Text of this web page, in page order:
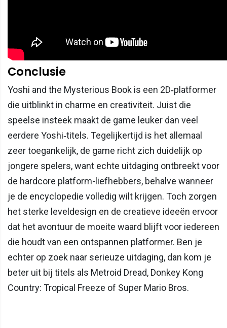
Conclusie
Yoshi and the Mysterious Book is een 2D‑platformer
die uitblinkt in charme en creativiteit. Juist die
speelse insteek maakt de game leuker dan veel
eerdere Yoshi‑titels. Tegelijkertijd is het allemaal
zeer toegankelijk, de game richt zich duidelijk op
jongere spelers, want echte uitdaging ontbreekt voor
de hardcore platform-liefhebbers, behalve wanneer
je de encyclopedie volledig wilt krijgen. Toch zorgen
het sterke leveldesign en de creatieve ideeën ervoor
dat het avontuur de moeite waard blijft voor iedereen
die houdt van een ontspannen platformer. Ben je
echter op zoek naar serieuze uitdaging, dan kom je
beter uit bij titels als Metroid Dread, Donkey Kong
Country: Tropical Freeze of Super Mario Bros.